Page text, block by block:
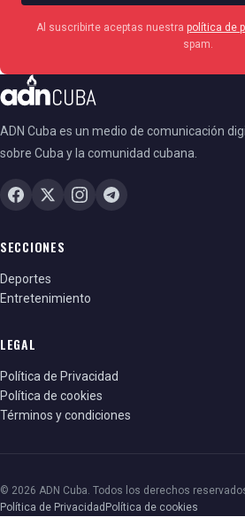
Al suscribirte aceptas nuestra política de
spam.
ADN Cuba es un medio de comunicación
sobre Cuba y la comunidad cubana.
SECCIONES
Deportes
Entretenimiento
LEGAL
Política de Privacidad
Política de cookies
Términos y condiciones
© 2026 ADN Cuba. Todos los derechos
Política de Privacidad Política de cookies